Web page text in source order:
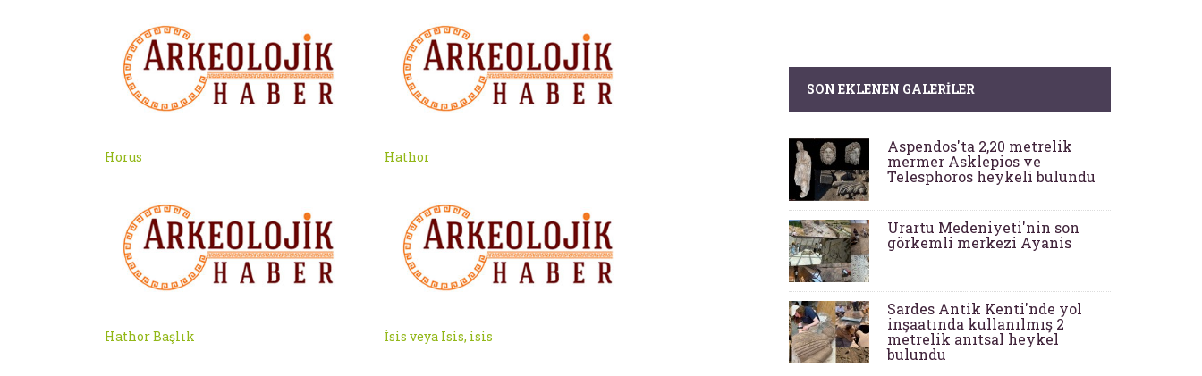
Horus Hathor
Hathor Başlık İsis veya Isis, isis
SON EKLENEN GALERILER
Aspendos'ta 2,20 metrelik
mermer Asklepios ve
Telesphoros heykeli bulundu
Urartu Medeniyeti'nin son
görkemli merkezi Ayanis
Sardes Antik Kenti'nde yol
inşaatında kullanılmış 2
metrelik anıtsal heykel
bulundu